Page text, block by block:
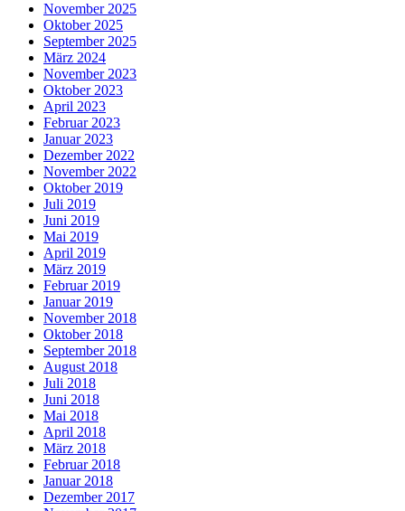
November 2025
Oktober 2025
September 2025
März 2024
November 2023
Oktober 2023
April 2023
Februar 2023
Januar 2023
Dezember 2022
November 2022
Oktober 2019
Juli 2019
Juni 2019
Mai 2019
April 2019
März 2019
Februar 2019
Januar 2019
November 2018
Oktober 2018
September 2018
August 2018
Juli 2018
Juni 2018
Mai 2018
April 2018
März 2018
Februar 2018
Januar 2018
Dezember 2017